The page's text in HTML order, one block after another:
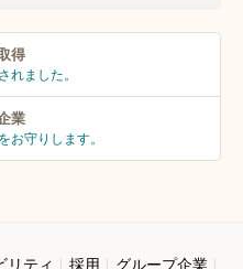
得
れました。
業
お守りします。
リティ 採用 グループ企業